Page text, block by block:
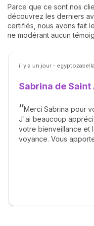
Parce que ce sont nos
découvrez les derniers
certifiés, nous avons fait
ne modérant aucun
il y a un jour -
Sabrina de Saint
Merci Sabrina pour
J'ai beaucoup
votre bienveillance et
voyance. Vous